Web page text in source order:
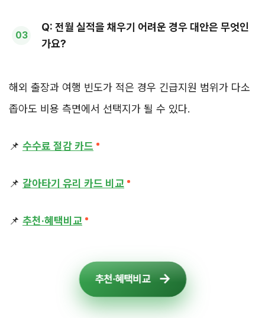
Q: 전월 실적을 채우기 어려운 경우 대안은 무엇인
가요?
해외 출장과 여행 빈도가 적은 경우 긴급지원 범위가 다소
좁아도 비용 측면에서 선택지가 될 수 있다.
📌 수수료 절감 카드
📌 갈아타기 유리 카드 비교
📌 추천·혜택비교
추천·혜택비교